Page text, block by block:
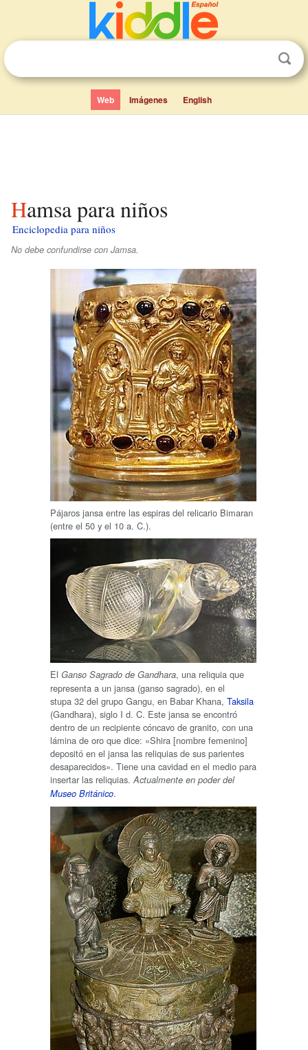
Web Imágenes English
Hamsa para niños
Enciclopedia para niños
No debe confundirse con Jamsa.
Pájaros jansa entre las espiras del relicario Bimaran
(entre el 50 y el 10 a. C.).
El Ganso Sagrado de Gandhara, una reliquia que
representa a un jansa (ganso sagrado), en el
stupa 32 del grupo Gangu, en Babar Khana, Taksila
(Gandhara), siglo I d. C. Este jansa se encontró
dentro de un recipiente cóncavo de granito, con una
lámina de oro que dice: «Shira [nombre femenino]
depositó en el jansa las reliquias de sus parientes
desaparecidos». Tiene una cavidad en el medio para
insertar las reliquias. Actualmente en poder del
Museo Británico.